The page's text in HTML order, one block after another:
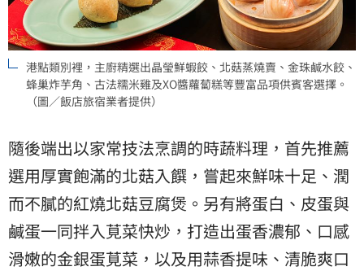
港點類別裡，主廚精選出晶瑩鮮蝦餃、北菇蒸燒賣、金珠鹹水餃、
蜂巢炸芋角、古法糯米雞及XO醬蘿蔔糕等豐富品項供賓客選擇。
（圖／飯店旅宿業者提供）
隨後端出以家常技法烹調的時蔬料理，首先推薦
選用厚實飽滿的北菇入饌，嘗起來鮮味十足、潤
而不膩的紅燒北菇豆腐煲。另有將蛋白、皮蛋與
鹹蛋一同拌入莧菜快炒，打造出蛋香濃郁、口感
滑嫩的金銀蛋莧菜，以及用蒜香提味、清脆爽口